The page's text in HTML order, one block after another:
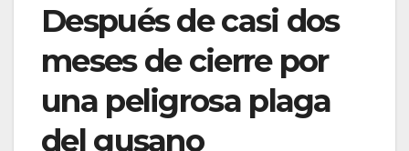
Después de casi dos
meses de cierre por
una peligrosa plaga
del gusano